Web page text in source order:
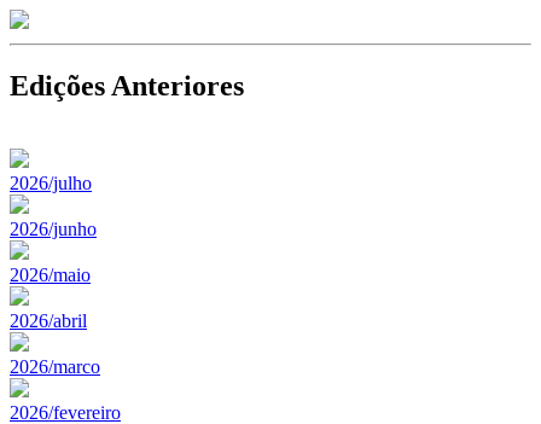
Edições Anteriores
2026/julho
2026/junho
2026/maio
2026/abril
2026/marco
2026/fevereiro